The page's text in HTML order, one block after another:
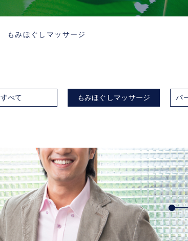
もみほぐしマッサージ
すべて もみほぐしマッサージ パ